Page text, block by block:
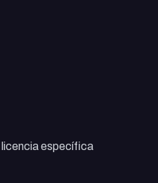
específica